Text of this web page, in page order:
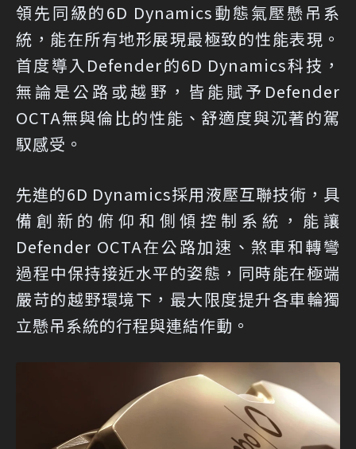
領先同級的6D Dynamics動態氣壓懸吊系
統，能在所有地形展現最極致的性能表現。
首度導入Defender的6D Dynamics科技，
無論是公路或越野，皆能賦予Defender
OCTA無與倫比的性能、舒適度與沉著的駕
馭感受。
先進的6D Dynamics採用液壓互聯技術，具
備創新的俯仰和側傾控制系統，能讓
Defender OCTA在公路加速、煞車和轉彎
過程中保持接近水平的姿態，同時能在極端
嚴苛的越野環境下，最大限度提升各車輪獨
立懸吊系統的行程與連結作動。